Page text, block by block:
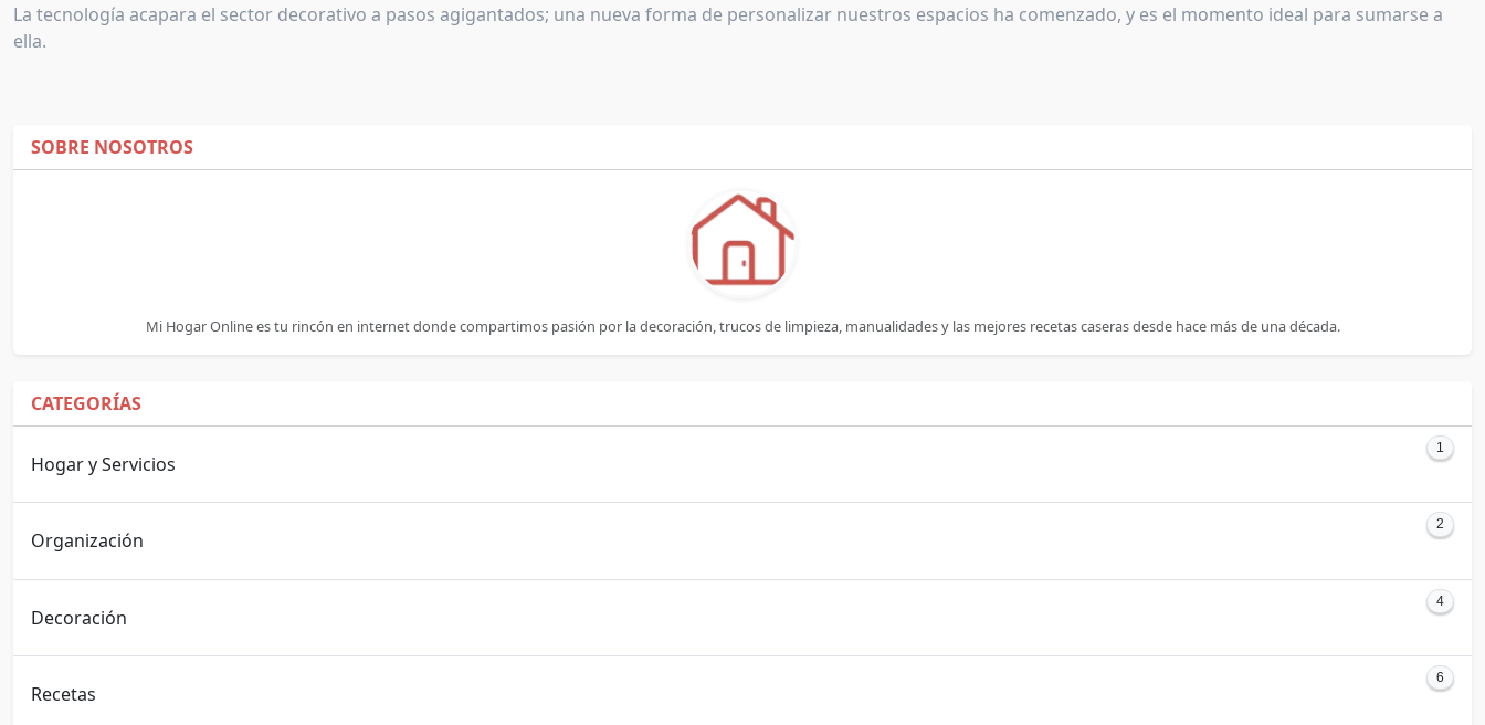
La tecnología acapara el sector decorativo a pasos agigantados; una nueva forma de personalizar nuestros espacios ha comenzado, y es el momento ideal para sumarse a
ella.
SOBRE NOSOTROS
Mi Hogar Online es tu rincón en internet donde compartimos pasión por la decoración, trucos de limpieza, manualidades y las mejores recetas caseras desde hace más de una década.
CATEGORÍAS
Hogar y Servicios
1
Organización
2
Decoración
4
Recetas
6